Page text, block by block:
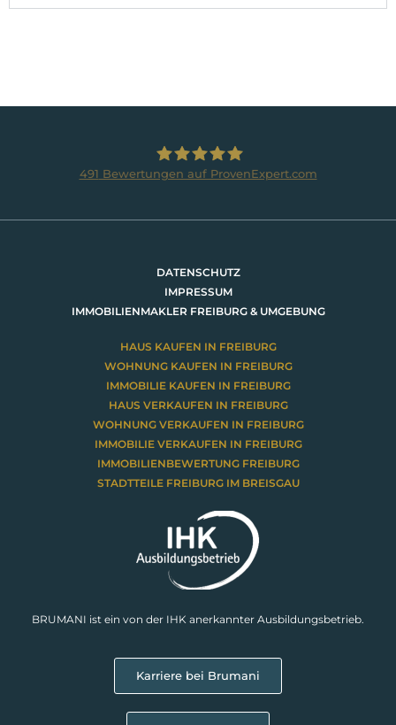
491 Bewertungen auf ProvenExpert.com
DATENSCHUTZ
IMPRESSUM
IMMOBILIENMAKLER FREIBURG & UMGEBUNG
HAUS KAUFEN IN FREIBURG
WOHNUNG KAUFEN IN FREIBURG
IMMOBILIE KAUFEN IN FREIBURG
HAUS VERKAUFEN IN FREIBURG
WOHNUNG VERKAUFEN IN FREIBURG
IMMOBILIE VERKAUFEN IN FREIBURG
IMMOBILIENBEWERTUNG FREIBURG
STADTTEILE FREIBURG IM BREISGAU
BRUMANI ist ein von der IHK anerkannter Ausbildungsbetrieb.
Karriere bei Brumani